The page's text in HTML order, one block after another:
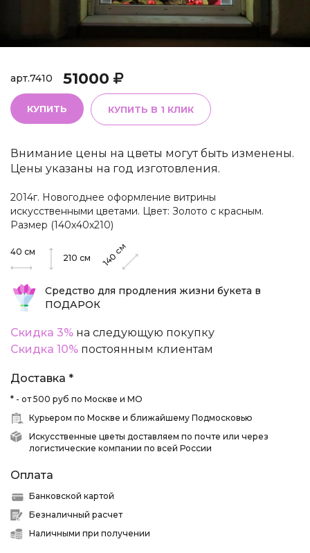
арт.7410 51000
КУПИТЬ КУПИТЬ В 1 КЛИК
Внимание цены на цветы могут быть изменены.
Цены указаны на год изготовления.
2014г. Новогоднее оформление витрины
искусственными цветами. Цвет: Золото с красным.
Размер (140х40х210)
40 см
210 см 140
см
Средство для продления жизни букета в
ПОДАРОК
Скидка 3% на следующую покупку
Скидка 10% постоянным клиентам
Доставка *
* - от 500 руб по Москве и МО
Курьером по Москве и ближайшему Подмосковью
Искусственные цветы доставляем по почте или через
логистические компании по всей России
Оплата
Банковской картой
Безналичный расчет
Наличными при получении